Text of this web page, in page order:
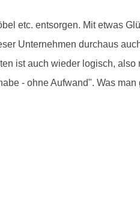
etc. entsorgen. Mit etwas
Unternehmen durchaus
ist auch wieder logisch, also
- ohne Aufwand". Was man